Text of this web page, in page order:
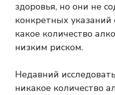
здоровья, но они не
конкретных указаний
какое количество
низким риском.
Недавний исследовать
никакое количество